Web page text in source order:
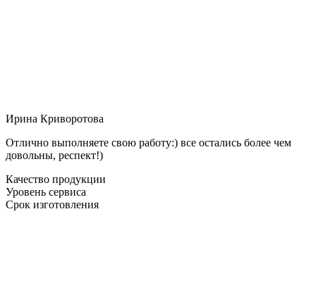
Ирина Криворотова
Отлично выполняете свою работу:) все остались более чем
довольны, респект!)
Качество продукции
Уровень сервиса
Срок изготовления